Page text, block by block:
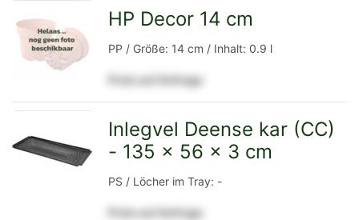
Detailseite
Detailseite
HP Decor 14 cm
PP / Größe: 14 cm / Inhalt: 0.9 l
Preis auf Anfrage
zur
Inlegvel Deense kar (CC)
- 135 x 56 x 3 cm
PS / Löcher im Tray: -
Preis auf Anfrage